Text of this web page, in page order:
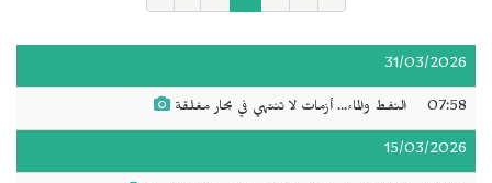
31/03/2026
07:58 النفط والماء... أزمات لا تنتهي في بحار مغلقة
15/03/2026